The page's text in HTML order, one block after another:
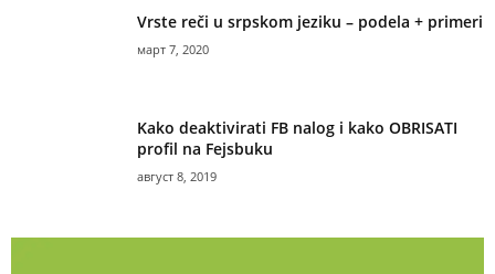
Vrste reči u srpskom jeziku – podela + primeri
март 7, 2020
Kako deaktivirati FB nalog i kako OBRISATI
profil na Fejsbuku
август 8, 2019